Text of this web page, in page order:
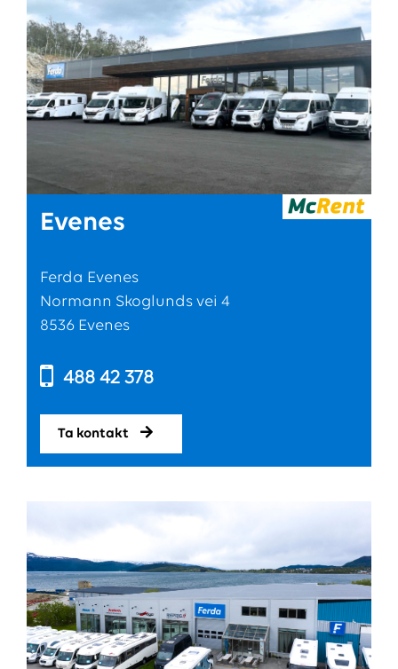
Evenes
Ferda Evenes
Normann Skoglunds vei 4
8536 Evenes
488 42 378
Ta kontakt